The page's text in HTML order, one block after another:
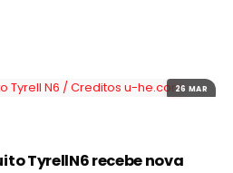
26 MAR
TyrellN6 recebe nova